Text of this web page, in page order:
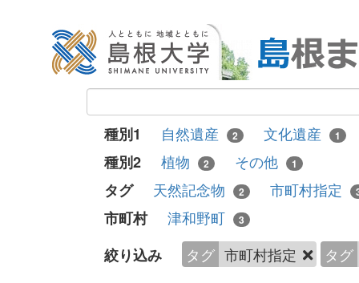
種別1 自然遺産 2 文化遺産 1
種別2 植物 2 その他 1
タグ 天然記念物 2 市町村指定
市町村 津和野町 3
絞り込み タグ 市町村指定
タグ